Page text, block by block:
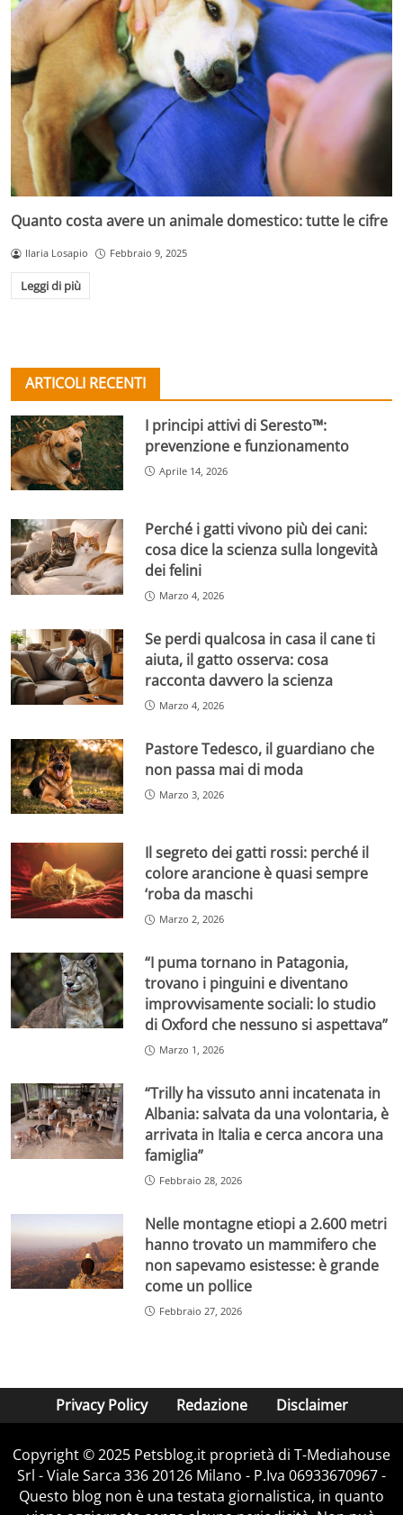
Quanto costa avere un animale domestico: tutte le cifre
Ilaria Losapio Febbraio 9, 2025
Leggi di più
ARTICOLI RECENTI
I principi attivi di Seresto™:
prevenzione e funzionamento
Aprile 14, 2026
Perché i gatti vivono più dei cani:
cosa dice la scienza sulla longevità
dei felini
Marzo 4, 2026
Se perdi qualcosa in casa il cane ti
aiuta, il gatto osserva: cosa
racconta davvero la scienza
Marzo 4, 2026
Pastore Tedesco, il guardiano che
non passa mai di moda
Marzo 3, 2026
Il segreto dei gatti rossi: perché il
colore arancione è quasi sempre
‘roba da maschi
Marzo 2, 2026
“I puma tornano in Patagonia,
trovano i pinguini e diventano
improvvisamente sociali: lo studio
di Oxford che nessuno si aspettava”
Marzo 1, 2026
“Trilly ha vissuto anni incatenata in
Albania: salvata da una volontaria, è
arrivata in Italia e cerca ancora una
famiglia”
Febbraio 28, 2026
Nelle montagne etiopi a 2.600 metri
hanno trovato un mammifero che
non sapevamo esistesse: è grande
come un pollice
Febbraio 27, 2026
Privacy Policy Redazione Disclaimer
Copyright © 2025 Petsblog.it proprietà di T-Mediahouse
Srl - Viale Sarca 336 20126 Milano - P.Iva 06933670967 -
Questo blog non è una testata giornalistica, in quanto